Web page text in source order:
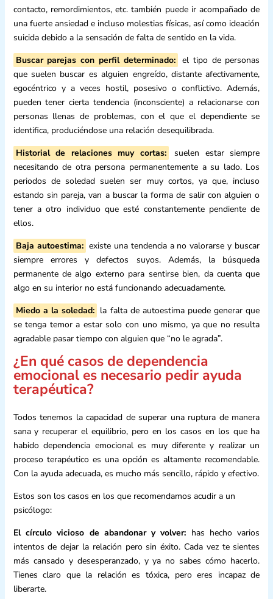
contacto, remordimientos, etc. también puede ir acompañado de
una fuerte ansiedad e incluso molestias físicas, así como ideación
suicida debido a la sensación de falta de sentido en la vida.
Buscar parejas con perfil determinado: el tipo de personas
que suelen buscar es alguien engreído, distante afectivamente,
egocéntrico y a veces hostil, posesivo o conflictivo. Además,
pueden tener cierta tendencia (inconsciente) a relacionarse con
personas llenas de problemas, con el que el dependiente se
identifica, produciéndose una relación desequilibrada.
Historial de relaciones muy cortas:
suelen estar siempre
necesitando de otra persona permanentemente a su lado. Los
periodos de soledad suelen ser muy cortos, ya que, incluso
estando sin pareja, van a buscar la forma de salir con alguien o
tener a otro individuo que esté constantemente pendiente de
ellos.
Baja autoestima: existe una tendencia a no valorarse y buscar
siempre errores y defectos suyos. Además, la búsqueda
permanente de algo externo para sentirse bien, da cuenta que
algo en su interior no está funcionando adecuadamente.
Miedo a la soledad: la falta de autoestima puede generar que
se tenga temor a estar solo con uno mismo, ya que no resulta
agradable pasar tiempo con alguien que “no le agrada”.
¿En qué casos de dependencia
emocional es necesario pedir ayuda
terapéutica?
Todos tenemos la capacidad de superar una ruptura de manera
sana y recuperar el equilibrio, pero en los casos en los que ha
habido dependencia emocional es muy diferente y realizar un
proceso terapéutico es una opción es altamente recomendable.
Con la ayuda adecuada, es mucho más sencillo, rápido y efectivo.
Estos son los casos en los que recomendamos acudir a un
psicólogo:
El círculo vicioso de abandonar y volver: has hecho varios
intentos de dejar la relación pero sin éxito. Cada vez te sientes
más cansado y desesperanzado, y ya no sabes cómo hacerlo.
Tienes claro que la relación es tóxica, pero eres incapaz de
liberarte.